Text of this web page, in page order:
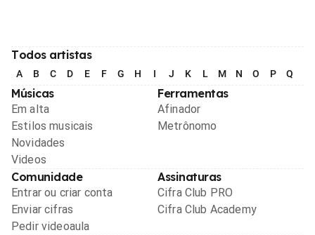
Todos artistas
A B C D E F G H I J K L M N O P Q
Músicas
Em alta
Estilos musicais
Novidades
Videos
Ferramentas
Afinador
Metrônomo
Comunidade
Entrar ou criar conta
Enviar cifras
Pedir videoaula
Assinaturas
Cifra Club PRO
Cifra Club Academy